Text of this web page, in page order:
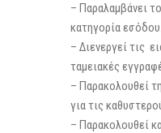
– Παραλαμβάνει
κατηγορία
– Διενεργεί τις
ταμειακές
– Παρακολουθεί
για τις
– Παρακολουθεί